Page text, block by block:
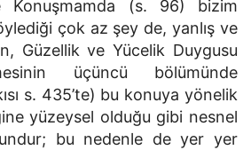
Konuşmamda (s. 96) bizim
çok az şey de, yanlış ve
Güzellik ve Yücelik Duygusu
üçüncü bölümünde
s. 435’te) bu konuya yönelik
yüzeysel olduğu gibi nesnel
bu nedenle de yer yer